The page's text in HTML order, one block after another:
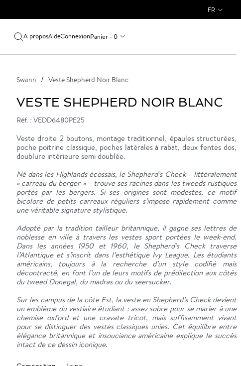
FR
A proposAideConnexionPanier - 0
Swann Veste Shepherd Noir Blanc
VESTE SHEPHERD NOIR BLANC
Réf. : VEDD6480PE25
Veste droite 2 boutons, montage traditionnel, épaules structurées,
poche poitrine classique, poches latérales à rabat, deux fentes dos,
doublure intérieure semi doublée.
Né dans les Highlands écossais, le Shepherd’s Check – littéralement
« carreau du berger » – trouve ses racines dans les tweeds rustiques
portés par les bergers. Si ses origines sont modestes, ce motif
bicolore de petits carreaux réguliers s’impose rapidement comme
une véritable signature stylistique.
Adopté par la tradition tailleur britannique, il gagne ses lettres de
noblesse en ville à travers les vestes sport portées le week-end.
Dans les années 1950 et 1960, le Shepherd’s Check traverse
l’Atlantique et s’inscrit dans l’esthétique Ivy League. Les étudiants
américains, toujours à la recherche d’un style codifié mais
décontracté, en font l’un de leurs motifs de prédilection aux côtés
du tweed Donegal, du madras ou du seersucker.
Sur les campus de la côte Est, la veste en Shepherd’s Check devient
un emblème du vestiaire étudiant : assez sobre pour se marier à une
chemise oxford et une cravate tricot, mais suffisamment vivant
pour se distinguer des vestes classiques unies. Cet équilibre entre
élégance britannique et insouciance américaine explique le succès
intact de ce dessin iconique.